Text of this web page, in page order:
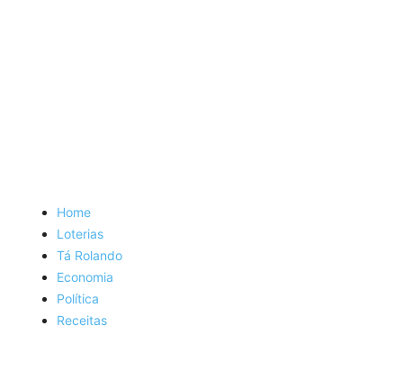
Home
Loterias
Tá Rolando
Economia
Política
Receitas